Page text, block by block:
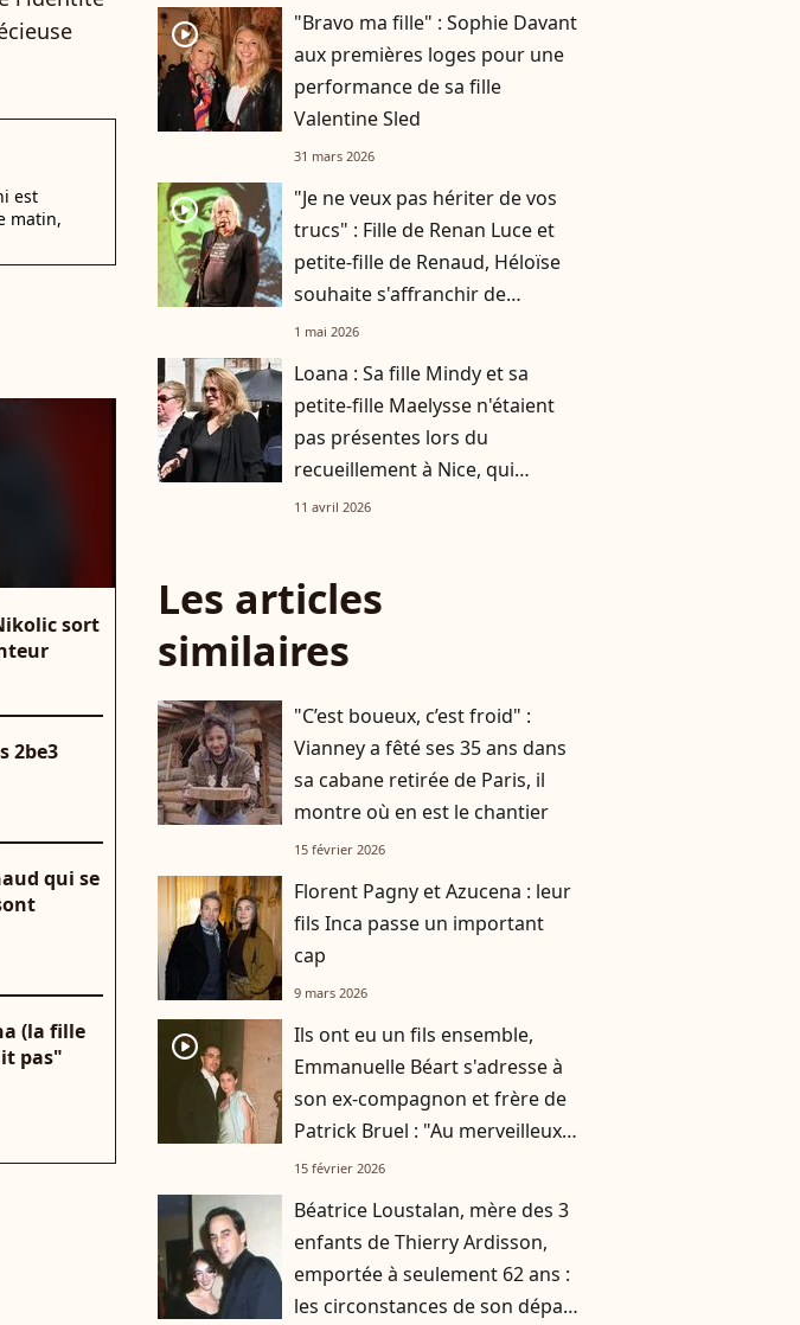
est
matin,
sort
2be3
qui se
(la fille
pas"
player2
"Bravo ma fille" : Sophie Davant
aux premières loges pour une
performance de sa fille
Valentine Sled
31 mars 2026
player2
"Je ne veux pas hériter de vos
trucs" : Fille de Renan Luce et
petite-fille de Renaud, Héloïse
souhaite s'affranchir de
l'héritage familial
1 mai 2026
Loana : Sa fille Mindy et sa
petite-fille Maelysse n'étaient
pas présentes lors du
recueillement à Nice, qui
étaient alors ces deux
11 avril 2026
Les articles
similaires
"C’est boueux, c’est froid" :
Vianney a fêté ses 35 ans dans
sa cabane retirée de Paris, il
montre où en est le chantier
15 février 2026
Florent Pagny et Azucena : leur
fils Inca passe un important
cap
9 mars 2026
player2
Ils ont eu un fils ensemble,
Emmanuelle Béart s'adresse à
son ex-compagnon et frère de
Patrick Bruel : "Au merveilleux
être humain et musicien"
15 février 2026
Béatrice Loustalan, mère des 3
enfants de Thierry Ardisson,
emportée à seulement 62 ans :
les circonstances de son départ